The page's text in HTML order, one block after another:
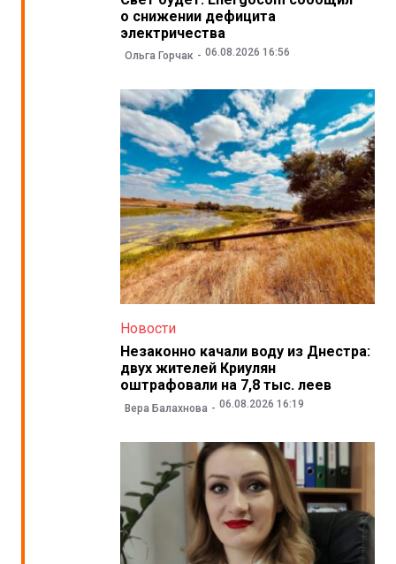
о снижении дефицита
электричества
Ольга Горчак 06.08.2026 16:56
Новости
Незаконно качали воду из Днестра:
двух жителей Криулян
оштрафовали на 7,8 тыс. леев
Вера Балахнова 06.08.2026 16:19